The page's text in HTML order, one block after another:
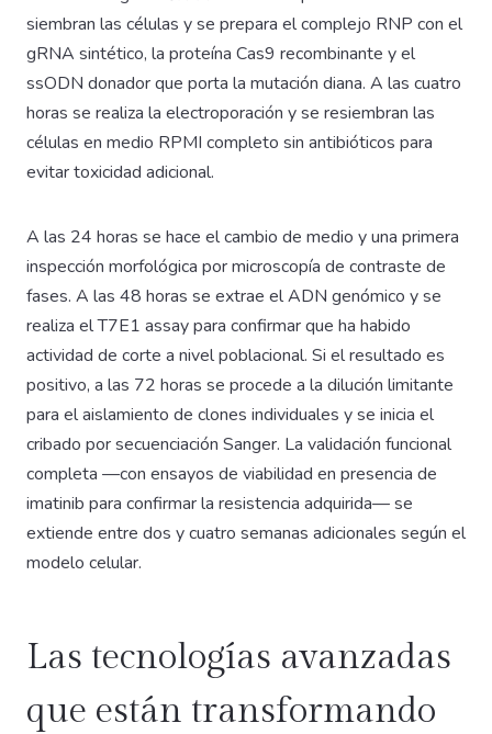
siembran las células y se prepara el complejo RNP con el
gRNA sintético, la proteína Cas9 recombinante y el
ssODN donador que porta la mutación diana. A las cuatro
horas se realiza la electroporación y se resiembran las
células en medio RPMI completo sin antibióticos para
evitar toxicidad adicional.
A las 24 horas se hace el cambio de medio y una primera
inspección morfológica por microscopía de contraste de
fases. A las 48 horas se extrae el ADN genómico y se
realiza el T7E1 assay para confirmar que ha habido
actividad de corte a nivel poblacional. Si el resultado es
positivo, a las 72 horas se procede a la dilución limitante
para el aislamiento de clones individuales y se inicia el
cribado por secuenciación Sanger. La validación funcional
completa —con ensayos de viabilidad en presencia de
imatinib para confirmar la resistencia adquirida— se
extiende entre dos y cuatro semanas adicionales según el
modelo celular.
Las tecnologías avanzadas
que están transformando